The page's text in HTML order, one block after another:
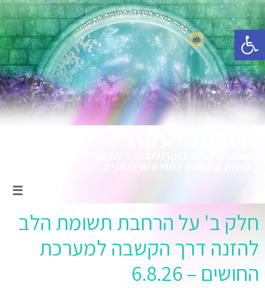
פתח סרגל נגישות
חלק ב' על הרחבת תשומת הלב
להזנה דרך הקשבה למערכת
החושים – 6.8.26